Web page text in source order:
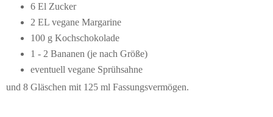
6 El Zucker
2 EL vegane Margarine
100 g Kochschokolade
1 - 2 Bananen (je nach Größe)
eventuell vegane Sprühsahne
und 8 Gläschen mit 125 ml Fassungsvermögen.